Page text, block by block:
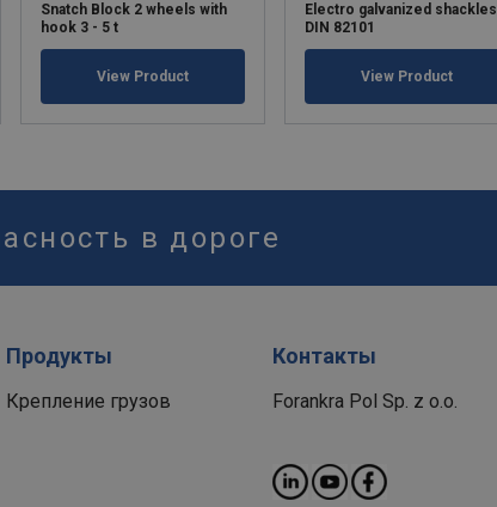
Snatch Block 2 wheels with
hook 3 - 5 t
View Product
Electro galvanized shackles
DIN 82101
View Product
в дороге
Продукты
Крепление грузов
Контакты
Forankra Pol Sp. z o.o.